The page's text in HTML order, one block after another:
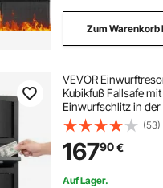
Zum Warenkorb
VEVOR
Kubikfuß Fallsafe
Einwurfschlitz in
Schranktresor mit
Ebenen &
Bargeld Bankbeleg
(53)
16790€
Auf Lager.